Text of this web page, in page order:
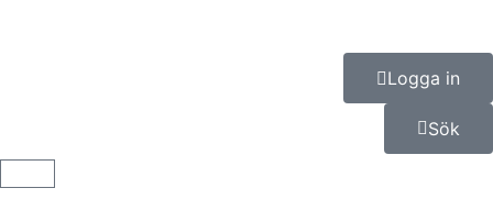
Logga in
Sök